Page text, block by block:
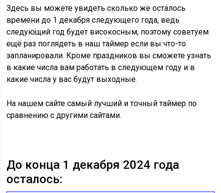
Здесь вы можете увидеть сколько же осталось
времени до 1 декабря следующего года, ведь
следующий год будет високосным, поэтому советуем
ещё раз поглядеть в наш таймер если вы что-то
запланировали. Кроме праздников вы сможете узнать
в какие числа вам работать в следующем году и в
какие числа у вас будут выходные.
На нашем сайте самый лучший и точный таймер по
сравнению с другими сайтами.
До конца 1 декабря 2024 года
осталось: